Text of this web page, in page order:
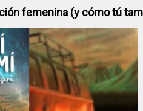
femenina (y cómo tú